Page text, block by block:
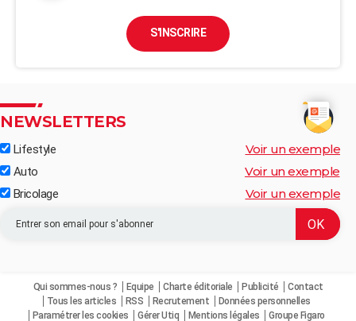
S'INSCRIRE
NEWSLETTERS
Lifestyle Voir un exemple
Auto Voir un exemple
Bricolage Voir un exemple
Qui sommes-nous ? Equipe Charte éditoriale Publicité
Contact
Tous les articles
RSS Recrutement
Données personnelles
Paramétrer les cookies
Gérer Utiq Mentions légales Groupe Figaro